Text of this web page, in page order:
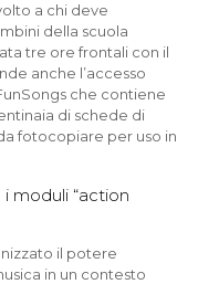
a chi deve
della scuola
tre ore frontali con il
anche l’accesso
che contiene
di schede di
fotocopiare per uso in
i moduli “action
il potere
in un contesto